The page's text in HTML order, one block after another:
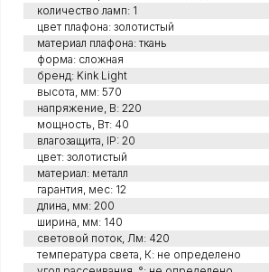
количество ламп: 1
цвет плафона: золотистый
материал плафона: ткань
форма: сложная
бренд: Kink Light
высота, мм: 570
напряжение, В: 220
мощность, Вт: 40
влагозащита, IP: 20
цвет: золотистый
материал: металл
гарантия, мес: 12
длина, мм: 200
ширина, мм: 140
световой поток, Лм: 420
температура света, К: не определено